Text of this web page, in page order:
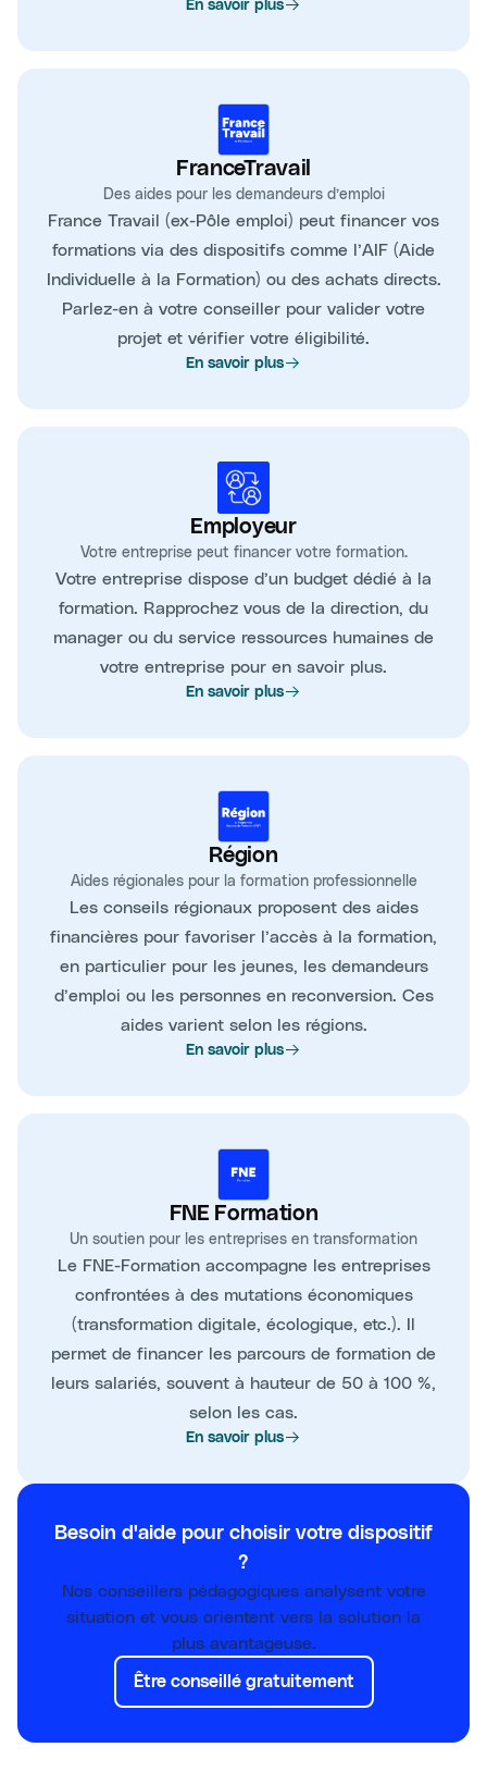
En savoir plus
FranceTravail
Des aides pour les demandeurs d’emploi
France Travail (ex-Pôle emploi) peut financer vos
formations via des dispositifs comme l’AIF (Aide
Individuelle à la Formation) ou des achats directs.
Parlez-en à votre conseiller pour valider votre
projet et vérifier votre éligibilité.
En savoir plus
Employeur
Votre entreprise peut financer votre formation.
Votre entreprise dispose d’un budget dédié à la
formation. Rapprochez vous de la direction, du
manager ou du service ressources humaines de
votre entreprise pour en savoir plus.
En savoir plus
Région
Aides régionales pour la formation professionnelle
Les conseils régionaux proposent des aides
financières pour favoriser l’accès à la formation,
en particulier pour les jeunes, les demandeurs
d’emploi ou les personnes en reconversion. Ces
aides varient selon les régions.
En savoir plus
FNE Formation
Un soutien pour les entreprises en transformation
Le FNE-Formation accompagne les entreprises
confrontées à des mutations économiques
(transformation digitale, écologique, etc.). Il
permet de financer les parcours de formation de
leurs salariés, souvent à hauteur de 50 à 100 %,
selon les cas.
En savoir plus
Besoin d'aide pour choisir votre dispositif
?
Nos conseillers pédagogiques analysent votre
situation et vous orientent vers la solution la
plus avantageuse.
Être conseillé gratuitement